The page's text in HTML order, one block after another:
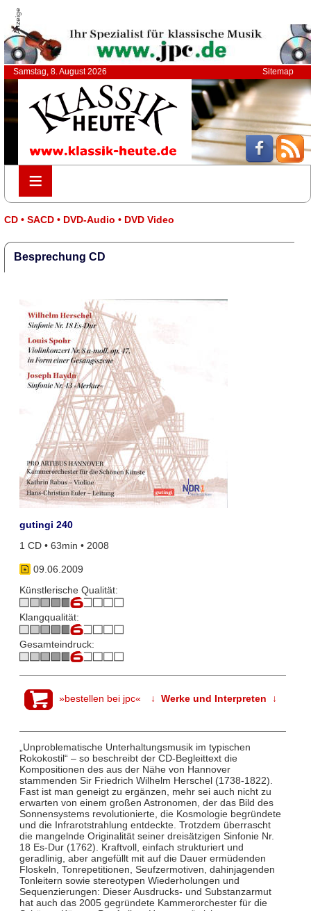
Anzeige
Samstag, 8. August 2026 Sitemap
≡
≡
CD • SACD • DVD-Audio • DVD Video
Besprechung CD
gutingi 240
1 CD • 63min • 2008
09.06.2009
Künstlerische Qualität:
Klangqualität:
Gesamteindruck:
»bestellen bei jpc« ↓ Werke und Interpreten ↓
„Unproblematische Unterhaltungsmusik im typischen
Rokokostil“ – so beschreibt der CD-Begleittext die
Kompositionen des aus der Nähe von Hannover
stammenden Sir Friedrich Wilhelm Herschel (1738-1822).
Fast ist man geneigt zu ergänzen, mehr sei auch nicht zu
erwarten von einem großen Astronomen, der das Bild des
Sonnensystems revolutionierte, die Kosmologie begründete
und die Infrarotstrahlung entdeckte. Trotzdem überrascht
die mangelnde Originalität seiner dreisätzigen Sinfonie Nr.
18 Es-Dur (1762). Kraftvoll, einfach strukturiert und
geradlinig, aber angefüllt mit auf die Dauer ermüdenden
Floskeln, Tonrepetitionen, Seufzermotiven, dahinjagenden
Tonleitern sowie stereotypen Wiederholungen und
Sequenzierungen: Dieser Ausdrucks- und Substanzarmut
hat auch das 2005 gegründete Kammerorchester für die